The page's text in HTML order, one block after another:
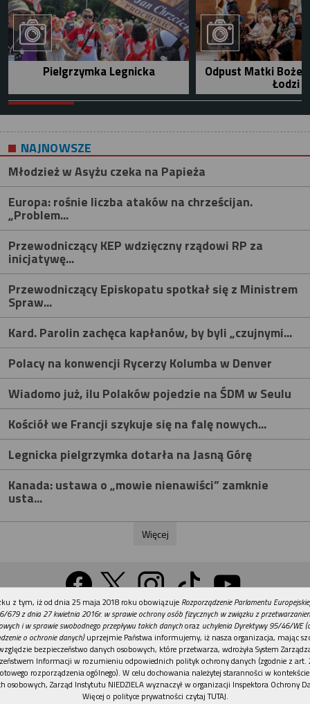
Pielgrzymka Legnicka Odpust Matki Bożej
Łodzi
NAJNOWSZE
Młodzież w Asyżu czeka na Papieża
Europa: rośnie liczba ataków na chrześcijan.
„Problem...
Przewodniczący KEP wdzięczny rządowi RP za
inicjatywę...
Przewodniczący Episkopatu spotkał się z Ministrem
Spraw...
Kard. Parolin zachęca kapłanów, by byli „czujnymi...
Polacy na konwencji Rycerzy Kolumba w Denver
Wiadomo już, ilu Polaków pojedzie na ŚDM w Seulu
Kościół we Francji szykuje się na falę nowych...
Legnicka pielgrzymka dotarła na Jasną Górę
Kanada: ustawa o „mowie nienawiści” zamknie
usta...
Więcej
Wersja na komputer
Działy Tematy Kontakt Reklama
Patronaty
Polityka prywatności
REKLAMA
z tym, iż od dnia 25 maja 2018 roku obowiązuje Rozporządzenie Parlamentu
679 z dnia 27 kwietnia 2016r. w sprawie ochrony osób fizycznych w związku z
i w sprawie swobodnego przepływu takich danychoraz uchylenia Dyrektywy 95/46/WE
o ochronie danych)uprzejmie Państwa informujemy, iż nasza organizacja, mając
bezpieczeństwo danych osobowych, które przetwarza, wdrożyła System
Informacji w rozumieniu odpowiednich polityk ochrony danych (zgodnie z art.
rozporządzenia ogólnego). W celu dochowania należytej staranności w
osobowych, Zarząd Instytutu NIEDZIELA wyznaczył w organizacji Inspektora Ochrony
Więcej o polityce prywatności czytaj TUTAJ.